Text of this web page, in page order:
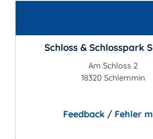
Schloss & Schlosspark
Am Schloss 2
18320 Schlemmin
Feedback / Fehler